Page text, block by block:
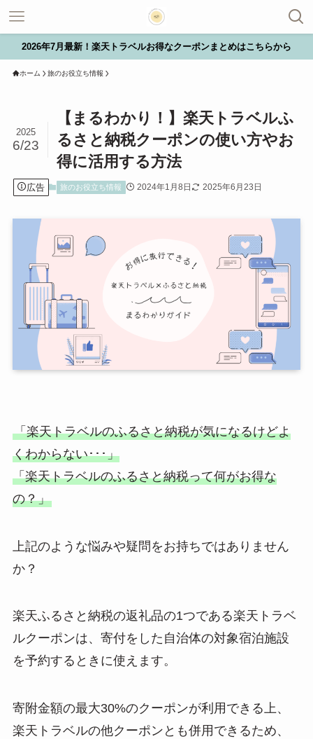
2026年7月最新！楽天トラベルお得なクーポンまとめはこちらから
ホーム 旅のお役立ち情報
【まるわかり！】楽天トラベルふ
るさと納税クーポンの使い方やお
得に活用する方法
2025
6/23
広告 旅のお役立ち情報 2024年1月8日 2025年6月23日
「楽天トラベルのふるさと納税が気になるけどよ
くわからない･･･」
「楽天トラベルのふるさと納税って何がお得な
の？」
上記のような悩みや疑問をお持ちではありません
か？
楽天ふるさと納税の返礼品の1つである楽天トラベ
ルクーポンは、寄付をした自治体の対象宿泊施設
を予約するときに使えます。
寄附金額の最大30%のクーポンが利用できる上、
楽天トラベルの他クーポンとも併用できるため、